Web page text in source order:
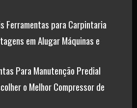
Ferramentas para Carpintaria
em Alugar Máquinas e
Para Manutenção Predial
o Melhor Compressor de